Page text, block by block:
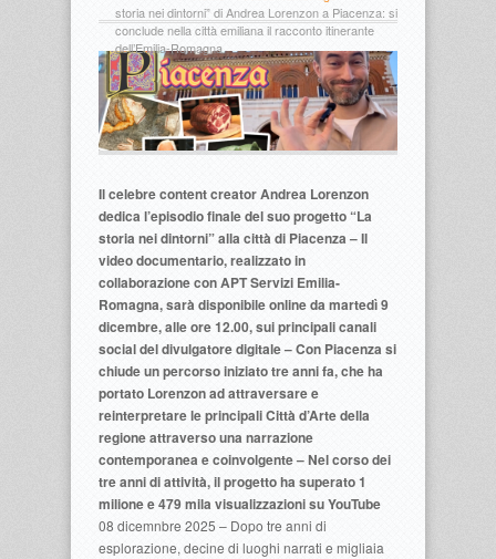
storia nei dintorni” di Andrea Lorenzon a Piacenza: si
conclude nella città emiliana il racconto itinerante
dell’Emilia-Romagna
Il celebre content creator Andrea Lorenzon
dedica l’episodio finale del suo progetto “La
storia nei dintorni” alla città di Piacenza – Il
video documentario, realizzato in
collaborazione con APT Servizi Emilia-
Romagna, sarà disponibile online da martedì 9
dicembre, alle ore 12.00, sui principali canali
social del divulgatore digitale – Con Piacenza si
chiude un percorso iniziato tre anni fa, che ha
portato Lorenzon ad attraversare e
reinterpretare le principali Città d’Arte della
regione attraverso una narrazione
contemporanea e coinvolgente – Nel corso dei
tre anni di attività, il progetto ha superato 1
milione e 479 mila visualizzazioni su YouTube
08 dicemnbre 2025 – Dopo tre anni di
esplorazione, decine di luoghi narrati e migliaia